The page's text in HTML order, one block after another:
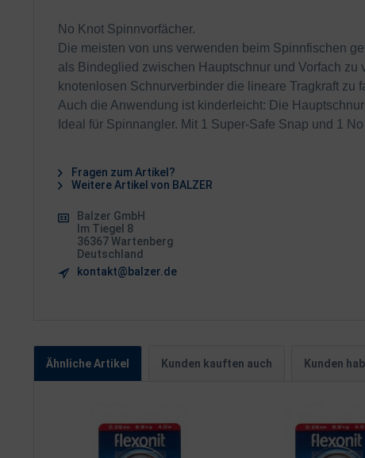
No Knot Spinnvorfächer.
Die meisten von uns verwenden beim Spinnfischen
als Bindeglied zwischen Hauptschnur und Vorfach
knotenlosen Schnurverbinder die lineare Tragkraft zu
Auch die Anwendung ist kinderleicht: Die
Ideal für Spinnangler. Mit 1 Super-Safe Snap und 1
Fragen zum Artikel?
Weitere Artikel von BALZER
Balzer GmbH
Im Tiegel 8
36367 Wartenberg
Deutschland
kontakt@balzer.de
Ähnliche Artikel Kunden kauften auch Kunden